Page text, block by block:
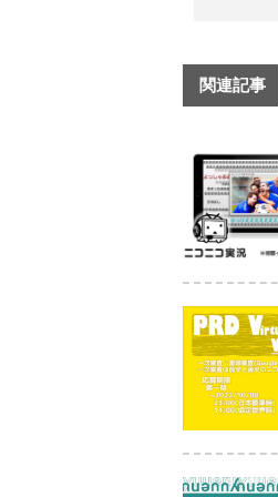
関連記事